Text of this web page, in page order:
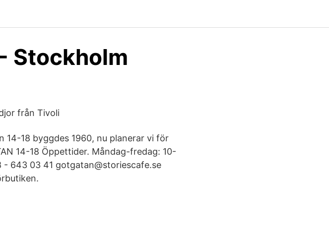
Stockholm
från Tivoli
14-18 byggdes 1960, nu planerar vi för
14-18 Öppettider. Måndag-fredag: 10-
- 643 03 41 gotgatan@storiescafe.se